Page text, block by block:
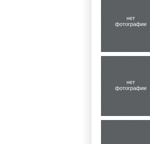
нет
фотографии
нет
фотографии